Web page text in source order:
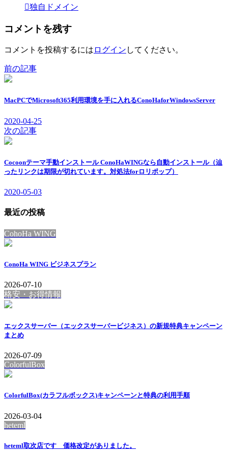
独自ドメイン
コメントを残す
コメントを投稿するには ログイン してください。
前の記事
MacPCでMicrosoft365利用環境を手に入れるConoHaforWindowsServer
2020-04-25
次の記事
Cocoonテーマ手動インストール ConoHaWINGなら自動インストール（辿
ったリンクは期限が切れています。対処法forロリポップ）
2020-05-03
最近の投稿
CohoHa WING
ConoHa WING ビジネスプラン
2026-07-10
格安・お得情報
エックスサーバー（エックスサーバービジネス）の新規特典キャンペーン
まとめ
2026-07-09
ColorfulBox
ColorfulBox(カラフルボックス)キャンペーンと特典の利用手順
2026-03-04
heteml
heteml取次店です 価格改定がありました。